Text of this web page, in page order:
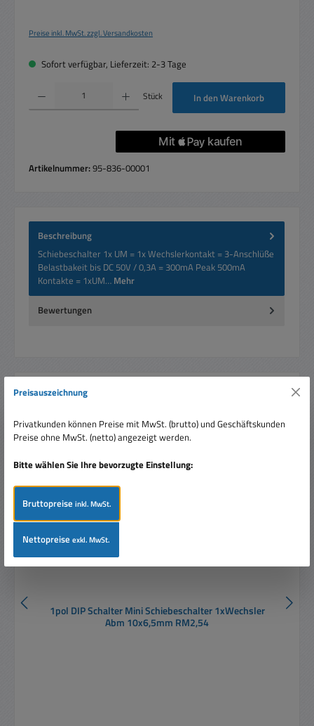
Preise inkl. MwSt. zzgl. Versandkosten
Sofort verfügbar, Lieferzeit: 2-3 Tage
Produkt Anzahl: Gib den gewünschten Wert ein oder benutze die Schaltflächen um
Stück In den Warenkorb
Artikelnummer:95-836-00001
Beschreibung
Schiebeschalter 1x UM = 1x Wechslerkontakt = 3-Anschlüße
Belastbakeit bis DC 50V / 0,3A = 300mA Peak 500mA
Kontakte = 1xUM… Mehr
Bewertungen
Tipp
1pol DIP Schalter Mini Schiebeschalter 1xWechsler
Abm 10x6,5mm RM2,54
Preisauszeichnung
Privatkunden können Preise mit MwSt. (brutto) und Geschäftskunden
Preise ohne MwSt. (netto) angezeigt werden.
Bitte wählen Sie Ihre bevorzugte Einstellung:
Bruttopreiseinkl. MwSt.
Nettopreiseexkl. MwSt.